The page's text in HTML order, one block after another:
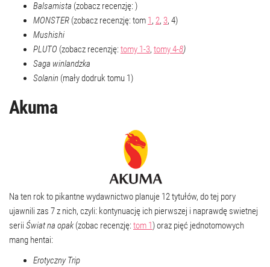
Balsamista (zobacz recenzję: )
MONSTER (zobacz recenzję: tom 1, 2, 3, 4)
Mushishi
PLUTO (zobacz recenzję:tomy 1-3, tomy 4-8)
Saga winlandzka
Solanin (mały dodruk tomu 1)
Akuma
Na ten rok to pikantne wydawnictwo planuje 12 tytułów, do tej pory
ujawnili zas 7 z nich, czyli: kontynuację ich pierwszej i naprawdę swietnej
serii Świat na opak(zobac recenzję:tom 1) oraz pięć jednotomowych
mang hentai:
Erotyczny Trip